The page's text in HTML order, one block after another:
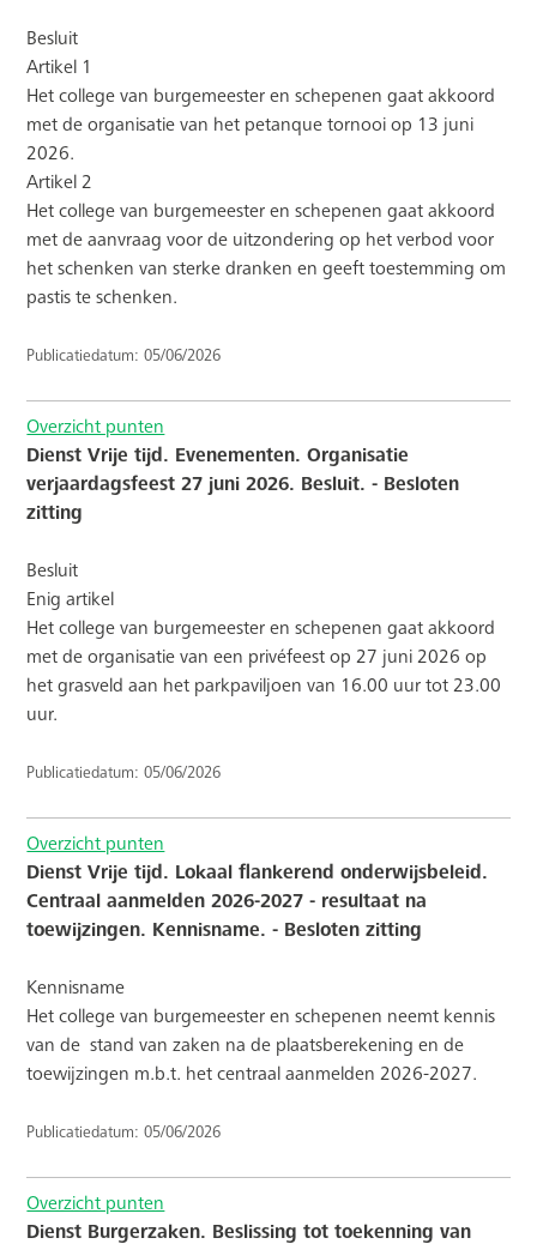
Besluit
Artikel 1
Het college van burgemeester en schepenen gaat akkoord
met de organisatie van het petanque tornooi op 13 juni
2026.
Artikel 2
Het college van burgemeester en schepenen gaat akkoord
met de aanvraag voor de uitzondering op het verbod voor
het schenken van sterke dranken en geeft toestemming om
pastis te schenken.
Publicatiedatum: 05/06/2026
Overzicht punten
Dienst Vrije tijd. Evenementen. Organisatie
verjaardagsfeest 27 juni 2026. Besluit. - Besloten
zitting
Besluit
Enig artikel
Het college van burgemeester en schepenen gaat akkoord
met de organisatie van een privéfeest op 27 juni 2026 op
het grasveld aan het parkpaviljoen van 16.00 uur tot 23.00
uur.
Publicatiedatum: 05/06/2026
Overzicht punten
Dienst Vrije tijd. Lokaal flankerend onderwijsbeleid.
Centraal aanmelden 2026-2027 - resultaat na
toewijzingen. Kennisname. - Besloten zitting
Kennisname
Het college van burgemeester en schepenen neemt kennis
van de stand van zaken na de plaatsberekening en de
toewijzingen m.b.t. het centraal aanmelden 2026-2027.
Publicatiedatum: 05/06/2026
Overzicht punten
Dienst Burgerzaken. Beslissing tot toekenning van